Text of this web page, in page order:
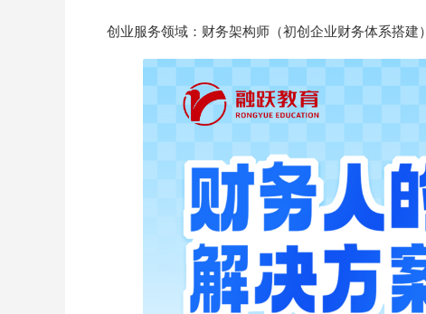
创业服务领域：财务架构师（初创企业财务体系搭建）